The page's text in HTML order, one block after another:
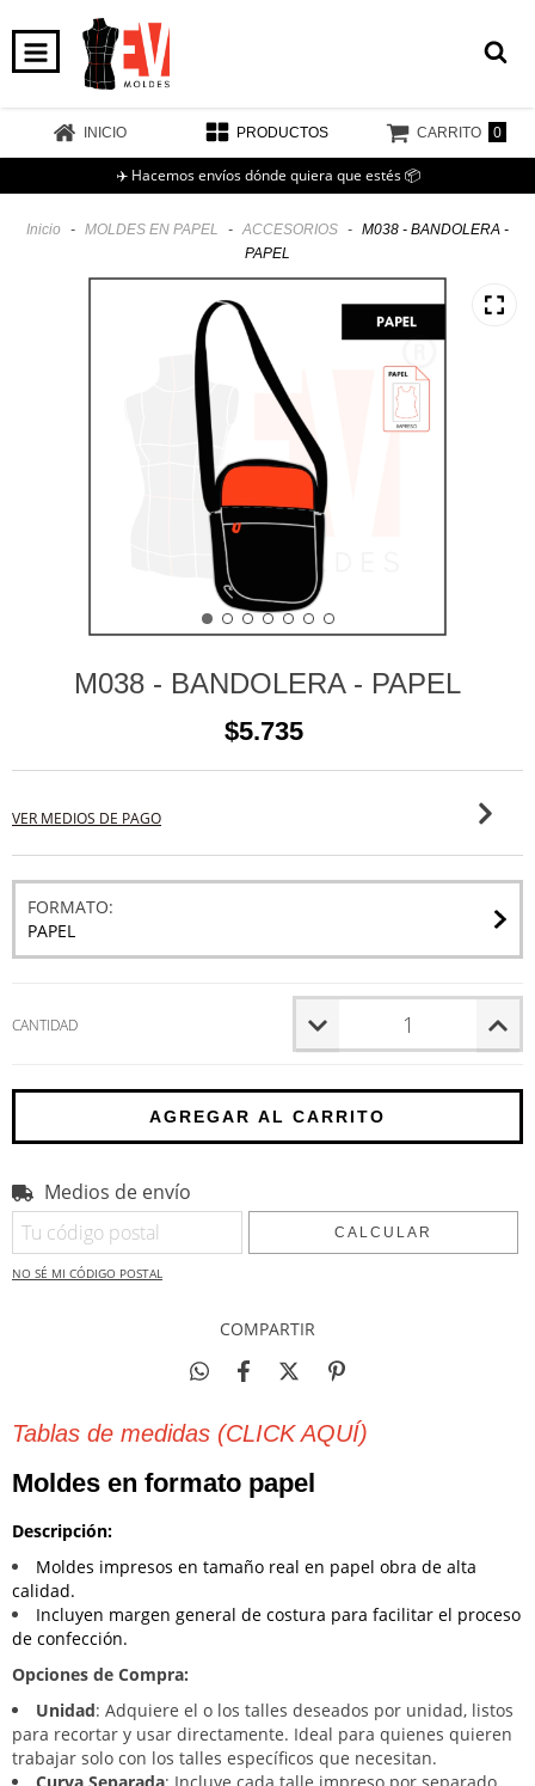
INICIO PRODUCTOS CARRITO 0
✈️ Hacemos envíos dónde quiera que estés 📦
Inicio - MOLDES EN PAPEL - ACCESORIOS - M038 - BANDOLERA -
PAPEL
M038 - BANDOLERA - PAPEL
$5.735
VER MEDIOS DE PAGO
FORMATO:
PAPEL
CANTIDAD
Entregas para el CP:
Medios de envío
CALCULAR
NO SÉ MI CÓDIGO POSTAL
COMPARTIR
Tablas de medidas (CLICK AQUÍ)
Moldes en formato papel
Descripción:
Moldes impresos en tamaño real en papel obra de alta
calidad.
Incluyen margen general de costura para facilitar el proceso
de confección.
Opciones de Compra:
Unidad: Adquiere el o los talles deseados por unidad, listos
para recortar y usar directamente. Ideal para quienes quieren
trabajar solo con los talles específicos que necesitan.